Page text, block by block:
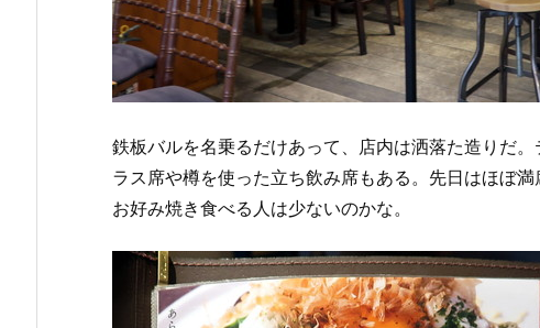
鉄板バルを名乗るだけあって、店内は洒落た造りだ
ラス席や樽を使った立ち飲み席もある。先日はほぼ
お好み焼き食べる人は少ないのかな。